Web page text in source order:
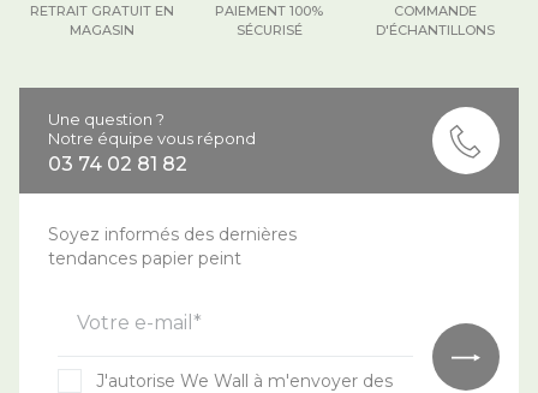
COMMANDE
D'ÉCHANTILLONS
PAIEMENT 100%
SÉCURISÉ
RETRAIT GRATUIT EN
MAGASIN
Une question ?
Notre équipe vous répond
03 74 02 81 82
Soyez informés des dernières
tendances papier peint
Votre e-mail*
J'autorise We Wall à m'envoyer des